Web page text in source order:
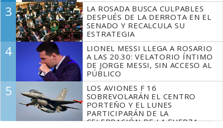
3
LA ROSADA BUSCA CULPABLES
DESPUÉS DE LA DERROTA EN EL
SENADO Y RECALCULA SU
ESTRATEGIA
4
LIONEL MESSI LLEGA A ROSARIO
A LAS 20.30: VELATORIO ÍNTIMO
DE JORGE MESSI, SIN ACCESO AL
PÚBLICO
5
LOS AVIONES F 16
SOBREVOLARÁN EL CENTRO
PORTEÑO Y EL LUNES
PARTICIPARÁN DE LA
CELEBRACIÓN DE LA FUERZA